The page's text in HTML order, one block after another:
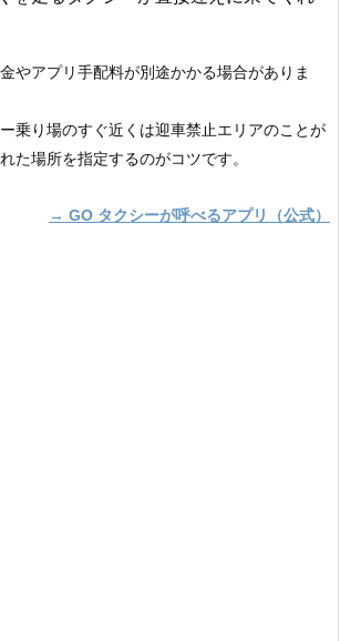
やアプリ手配料が別途かかる場合がありま
乗り場のすぐ近くは迎車禁止エリアのことが
た場所を指定するのがコツです。
→ GO タクシーが呼べるアプリ（公式）